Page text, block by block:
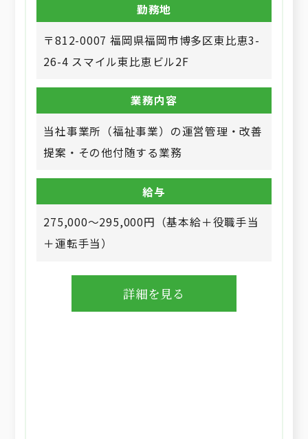
勤務地
〒812-0007 福岡県福岡市博多区東比恵3-
26-4 スマイル東比恵ビル2F
業務内容
当社事業所（福祉事業）の運営管理・改善
提案・その他付随する業務
給与
275,000～295,000円（基本給＋役職手当
＋運転手当）
詳細を見る